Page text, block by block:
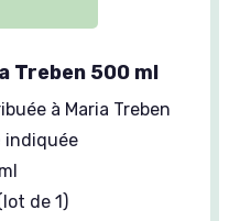
Treben 500 ml
à Maria Treben
indiquée
de 1)